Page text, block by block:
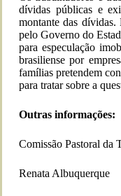
dívidas públicas e
montante das dívidas.
pelo Governo do
para especulação
brasiliense por
famílias pretendem
para tratar sobre a
Outras informações:
Comissão Pastoral da
Renata Albuquerque